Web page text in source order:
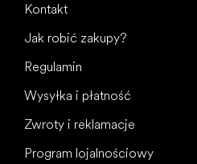
Kontakt
Jak robić zakupy?
Regulamin
Wysyłka i płatność
Zwroty i reklamacje
Program lojalnościowy